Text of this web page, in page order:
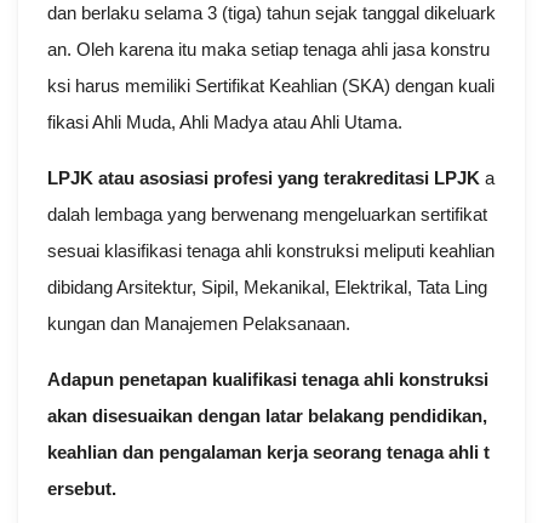
dan berlaku selama 3 (tiga) tahun sejak tanggal dikeluark
an. Oleh karena itu maka setiap tenaga ahli jasa konstru
ksi harus memiliki Sertifikat Keahlian (SKA) dengan kuali
fikasi Ahli Muda, Ahli Madya atau Ahli Utama.
LPJK atau asosiasi profesi yang terakreditasi LPJK a
dalah lembaga yang berwenang mengeluarkan sertifikat
sesuai klasifikasi tenaga ahli konstruksi meliputi keahlian
dibidang Arsitektur, Sipil, Mekanikal, Elektrikal, Tata Ling
kungan dan Manajemen Pelaksanaan.
Adapun penetapan kualifikasi tenaga ahli konstruksi
akan disesuaikan dengan latar belakang pendidikan,
keahlian dan pengalaman kerja seorang tenaga ahli t
ersebut.